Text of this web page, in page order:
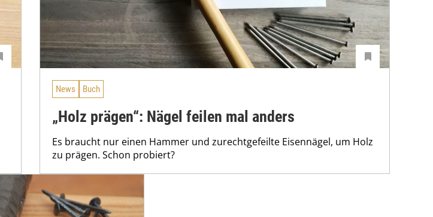
News Buch
„Holz prägen“: Nägel feilen mal anders
Es braucht nur einen Hammer und zurechtgefeilte Eisennägel, um Holz
zu prägen. Schon probiert?